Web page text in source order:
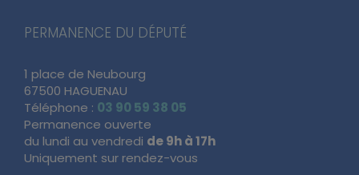
PERMANENCE DU DÉPUTÉ
1 place de Neubourg
67500 HAGUENAU
Téléphone : 03 90 59 38 05
Permanence ouverte
du lundi au vendredi de 9h à 17h
Uniquement sur rendez-vous